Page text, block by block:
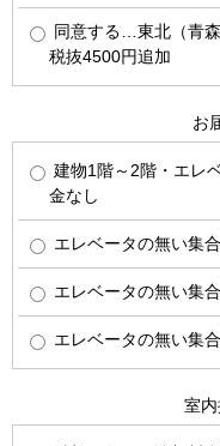
同意する…東北（青
税抜4500円追加
お
建物1階～2階・エレ
金なし
エレベータの無い集
エレベータの無い集
エレベータの無い集
室